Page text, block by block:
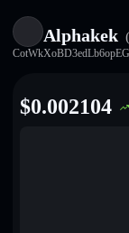
Alphakek
$0.002104